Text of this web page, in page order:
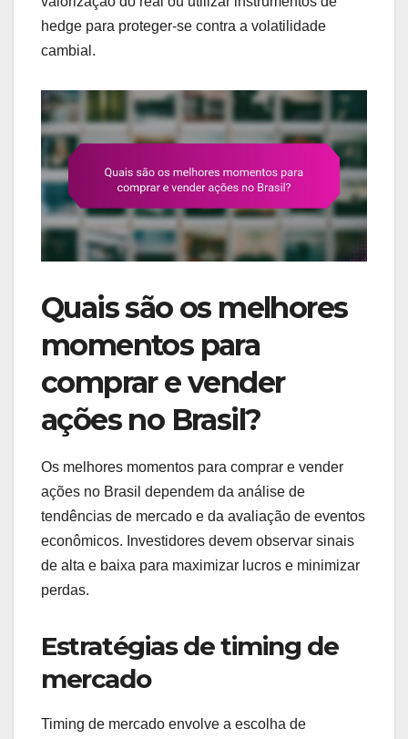
hedge para proteger-se contra a volatilidade
cambial.
Quais são os melhores
momentos para
comprar e vender
ações no Brasil?
Os melhores momentos para comprar e vender
ações no Brasil dependem da análise de
tendências de mercado e da avaliação de eventos
econômicos. Investidores devem observar sinais
de alta e baixa para maximizar lucros e minimizar
perdas.
Estratégias de timing de
mercado
Timing de mercado envolve a escolha de